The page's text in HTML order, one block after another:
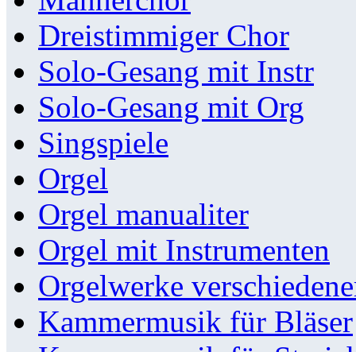
Dreistimmiger Chor
Solo-Gesang mit Instr
Solo-Gesang mit Org
Singspiele
Orgel
Orgel manualiter
Orgel mit Instrumenten
Orgelwerke
Kammermusik für Bläser